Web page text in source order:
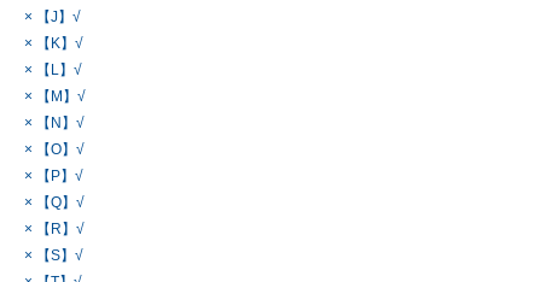
× 【J】√
× 【K】√
× 【L】√
× 【M】√
× 【N】√
× 【O】√
× 【P】√
× 【Q】√
× 【R】√
× 【S】√